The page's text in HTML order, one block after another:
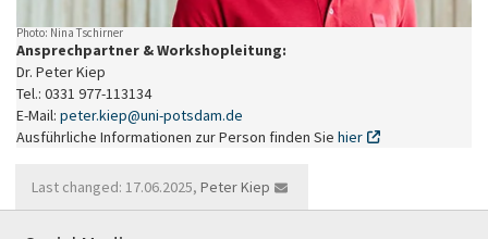
Photo: Nina Tschirner
Ansprechpartner & Workshopleitung:
Dr. Peter Kiep
Tel.: 0331 977-113134
E-Mail: peter.kiep@uni-potsdam.de
Ausführliche Informationen zur Person finden Sie hier
Last changed: 17.06.2025, Peter Kiep